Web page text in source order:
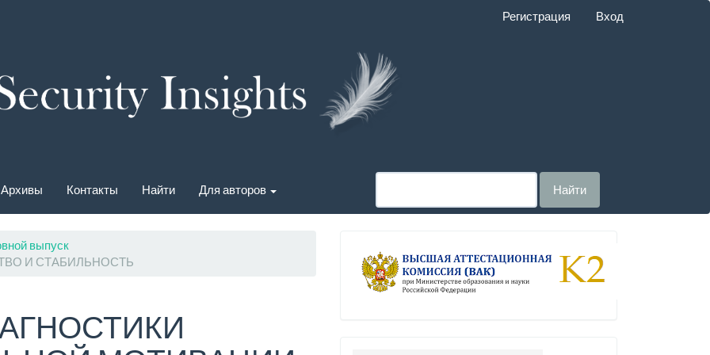
Регистрация Вход
Архивы Контакты Найти Для авторов Найти
выпуск
И СТАБИЛЬНОСТЬ